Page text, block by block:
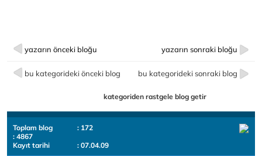
yazarın önceki bloğu yazarın sonraki bloğu
bu kategorideki önceki blog bu kategorideki sonraki blog
kategoriden rastgele blog getir
Toplam blog
: 172
: 4867
Kayıt tarihi
: 07.04.09